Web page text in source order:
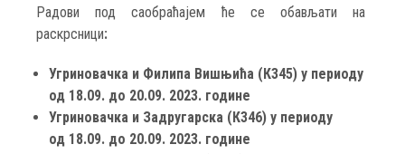
Радови под саобраћајем ће се обављати на
раскрсници:
Угриновачка и Филипа Вишњића (К345) у периоду
од 18.09. до 20.09. 2023. године
Угриновачка и Задругарска (К346) у периоду
од 18.09. до 20.09. 2023. године